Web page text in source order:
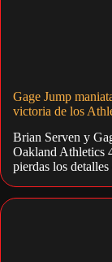
Gage Jump
victoria de los
Brian Serven y
Oakland Athletics
pierdas los